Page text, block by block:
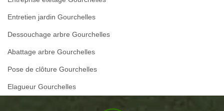
Entretien jardin Gourchelles
Dessouchage arbre Gourchelles
Abattage arbre Gourchelles
Pose de clôture Gourchelles
Elagueur Gourchelles